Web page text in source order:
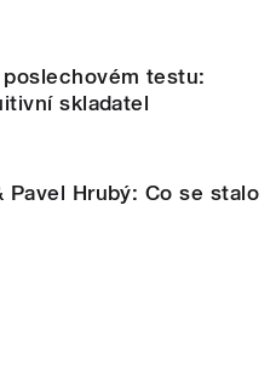
testu:
skladatel
Pavel Hrubý: Co se stalo